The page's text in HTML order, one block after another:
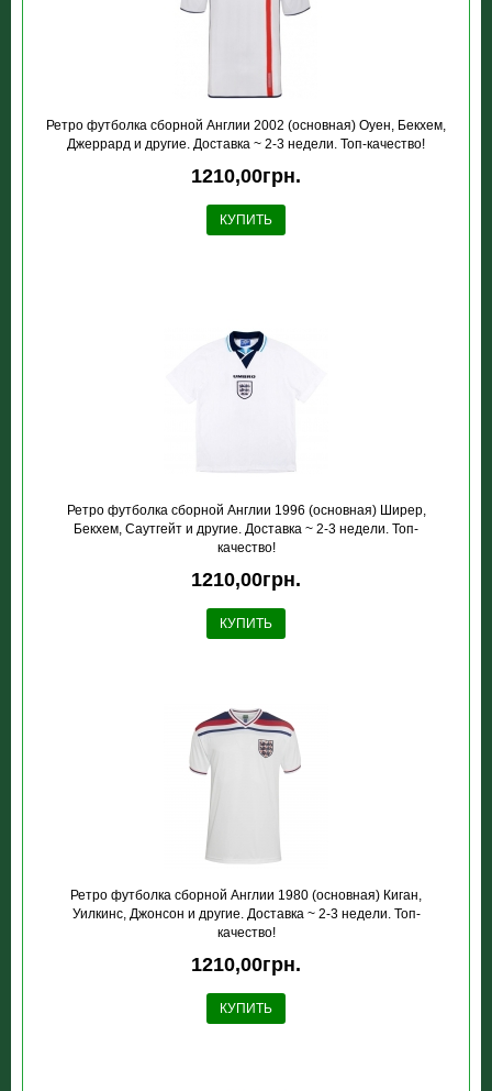
Ретро футболка сборной Англии 2002 (основная) Оуен, Бекхем,
Джеррард и другие. Доставка ~ 2-3 недели. Топ-качество!
1210,00грн.
КУПИТЬ
Ретро футболка сборной Англии 1996 (основная) Ширер,
Бекхем, Саутгейт и другие. Доставка ~ 2-3 недели. Топ-
качество!
1210,00грн.
КУПИТЬ
Ретро футболка сборной Англии 1980 (основная) Киган,
Уилкинс, Джонсон и другие. Доставка ~ 2-3 недели. Топ-
качество!
1210,00грн.
КУПИТЬ